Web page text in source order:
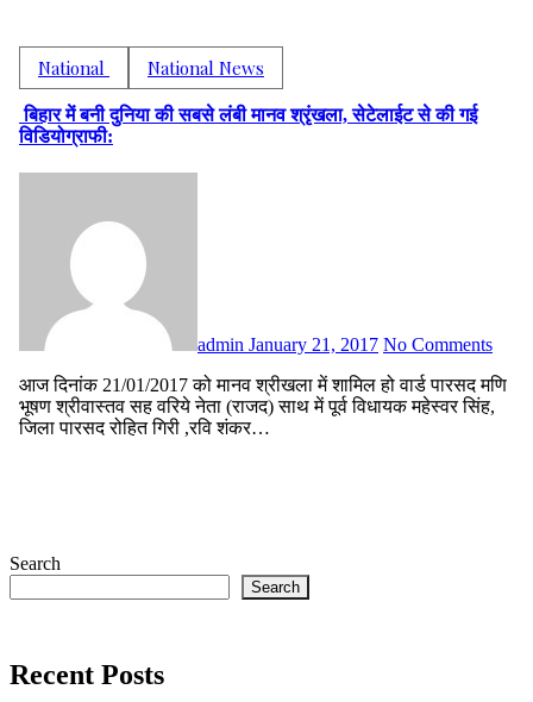
National National News
बिहार में बनी दुनिया की सबसे लंबी मानव श्रृंखला, सेटेलाईट से की गई
विडियोग्राफी:
admin January 21, 2017 No Comments
आज दिनांक 21/01/2017 को मानव श्रीखला में शामिल हो वार्ड पारसद मणि
भूषण श्रीवास्तव सह वरिये नेता (राजद) साथ में पूर्व विधायक महेस्वर सिंह,
जिला पारसद रोहित गिरी ,रवि शंकर…
Search
Search
Recent Posts